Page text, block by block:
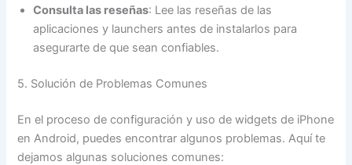
Consulta las reseñas: Lee las reseñas de las
aplicaciones y launchers antes de instalarlos para
asegurarte de que sean confiables.
5. Solución de Problemas Comunes
En el proceso de configuración y uso de widgets de iPhone
en Android, puedes encontrar algunos problemas. Aquí te
dejamos algunas soluciones comunes: